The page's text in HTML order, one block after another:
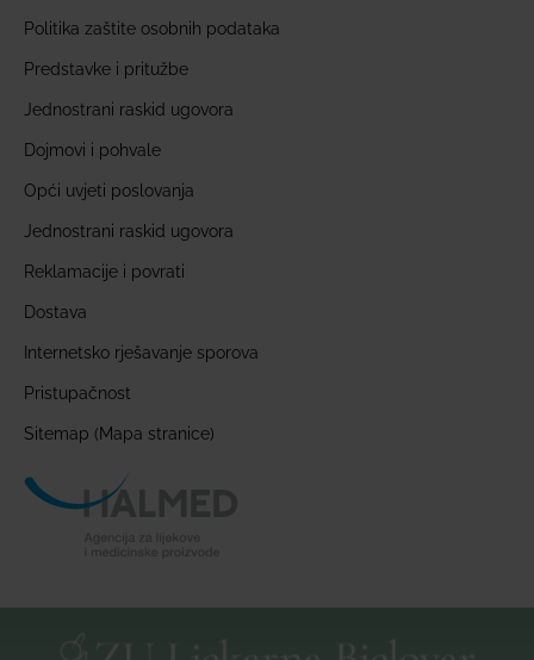
Politika zaštite osobnih podataka
Predstavke i pritužbe
Jednostrani raskid ugovora
Dojmovi i pohvale
Opći uvjeti poslovanja
Jednostrani raskid ugovora
Reklamacije i povrati
Dostava
Internetsko rješavanje sporova
Pristupačnost
Sitemap (Mapa stranice)